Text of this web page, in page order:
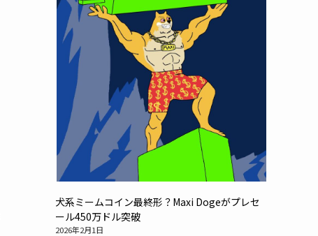
犬系ミームコイン最終形？Maxi Dogeがプレセ
ール450万ドル突破
2026年2月1日